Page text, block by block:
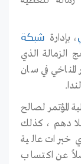
، بإدارة شبكة
الزمالة الذي
في سان
تغطية المؤتمر لصالح
بلادهم، كذلك
عالية
عن اكتساب